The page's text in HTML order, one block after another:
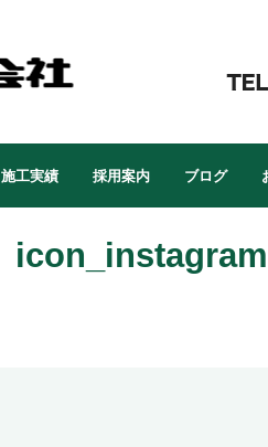
施工実績 採用案内 ブログ
icon_instagram